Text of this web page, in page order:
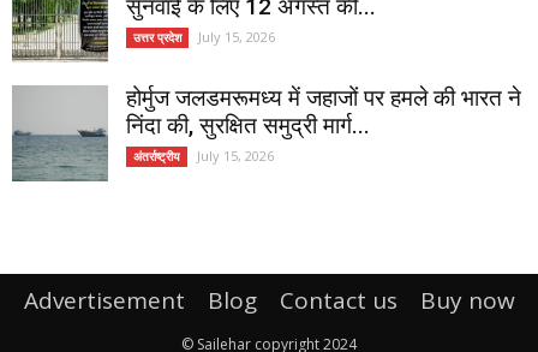
सुनवाई के लिए 12 अगस्त की...
उत्तर प्रदेश July 15, 2026
होर्मुज जलडमरूमध्य में जहाजों पर हमले की भारत ने
निंदा की, सुरक्षित समुद्री मार्ग...
अंतर्राष्ट्रीय July 15, 2026
Advertisement Blog Contact us Buy now
© Sailehar copyright 2024